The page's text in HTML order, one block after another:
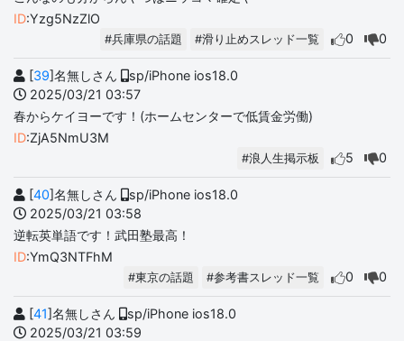
ID:Yzg5NzZlO
#兵庫県の話題 #滑り止めスレッド一覧 0 0
[39]名無しさん
sp/iPhone ios18.0
2025/03/21 03:57
春からケイヨーです！(ホームセンターで低賃金労働)
ID:ZjA5NmU3M
#浪人生掲示板 5 0
[40]名無しさん
sp/iPhone ios18.0
2025/03/21 03:58
逆転英単語です！武田塾最高！
ID:YmQ3NTFhM
#東京の話題 #参考書スレッド一覧 0 0
[41]名無しさん
sp/iPhone ios18.0
2025/03/21 03:59